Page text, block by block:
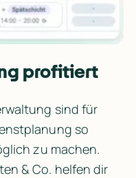
profitiert
sind für
so
zu machen.
& Co. helfen dir